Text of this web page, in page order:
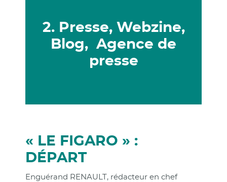
2. Presse, Webzine,
Blog, Agence de
presse
« LE FIGARO » :
DÉPART
Enguérand RENAULT, rédacteur en chef